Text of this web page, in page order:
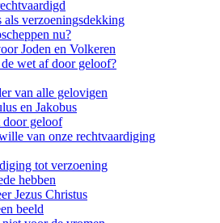
als verzoeningsdekking
nu?
Joden en Volkeren
wet af door geloof?
van alle gelovigen
en Jakobus
door geloof
van onze rechtvaardiging
tot verzoening
hebben
Jezus Christus
beeld